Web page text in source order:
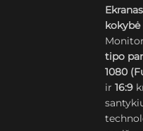
kokybė
tipo
1080
ir16:9